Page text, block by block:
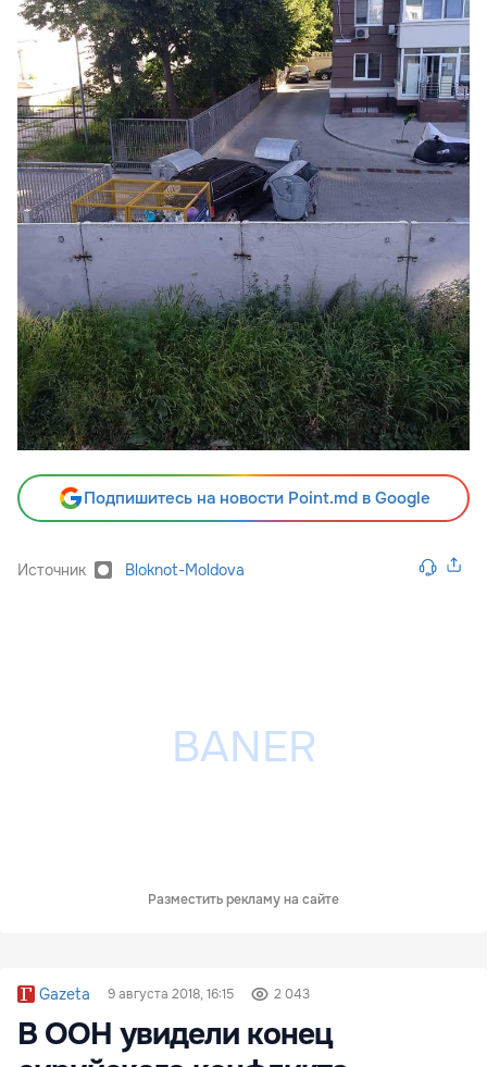
Подпишитесь на новости Point.md в Google
Источник Bloknot-Moldova
Разместить рекламу на сайте
Gazeta 9 августа 2018, 16:15 2 043
В ООН увидели конец